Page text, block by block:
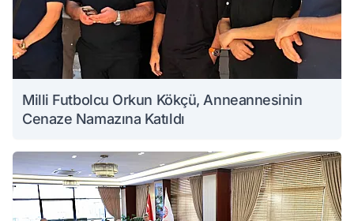
Milli Futbolcu Orkun Kökçü, Anneannesinin
Cenaze Namazına Katıldı